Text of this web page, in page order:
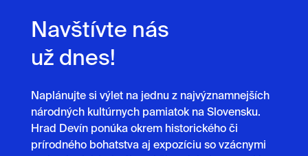
Navštívte nás
už dnes!
Naplánujte si výlet na jednu z najvýznamnejších
národných kultúrnych pamiatok na Slovensku.
Hrad Devín ponúka okrem historického či
prírodného bohatstva aj expozíciu so vzácnymi